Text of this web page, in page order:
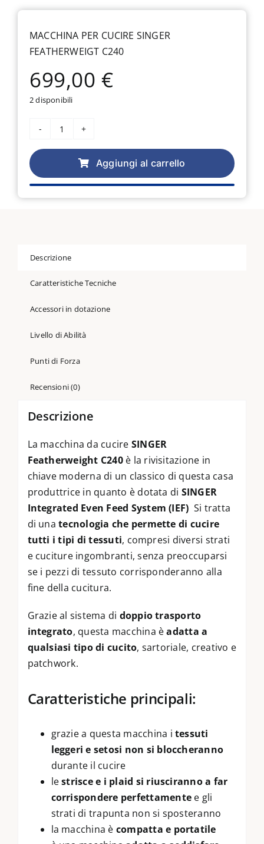
MACCHINA PER CUCIRE SINGER
FEATHERWEIGT C240
699,00 €
2 disponibili
Macchina
per
cucire
Featherweigt
C240
Aggiungi al carrello
Descrizione
Caratteristiche Tecniche
Accessori in dotazione
Livello di Abilità
Punti di Forza
Recensioni (0)
Descrizione
La macchina da cucire SINGER
Featherweight C240è la rivisitazione in
chiave moderna di un classico di questa casa
produttrice in quanto è dotata di SINGER
Integrated Even Feed System (IEF) Si tratta
di unatecnologia che permette di cucire
tutti i tipi di tessuti, compresi diversi strati
e cuciture ingombranti, senza preoccuparsi
se i pezzi di tessuto corrisponderanno alla
fine della cucitura.
Grazie al sistema di doppio trasporto
integrato, questa macchina èadatta a
qualsiasi tipo di cucito, sartoriale, creativo e
patchwork.
Caratteristiche principali:
grazie a questa macchina i tessuti
leggeri e setosi non si bloccheranno
durante il cucire
lestrisce e i plaid si riusciranno a far
corrispondere perfettamentee gli
strati di trapunta non si sposteranno
la macchina è compatta e portatile